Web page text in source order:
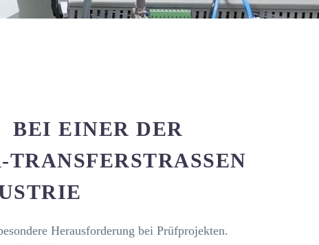
BEI EINER DER
I
Herausforderung bei Prüfprojekten.